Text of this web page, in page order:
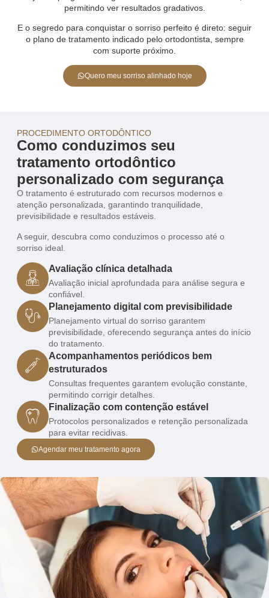
permitindo ver resultados gradativos.
E o segredo para conquistar o sorriso perfeito é direto: seguir
o plano de tratamento indicado pelo ortodontista, sempre
com suporte próximo.
Quero meu sorriso alinhado hoje
PROCEDIMENTO ORTODÔNTICO
Como conduzimos seu
tratamento ortodôntico
personalizado com segurança
O tratamento é estruturado com recursos modernos e
atenção personalizada, garantindo tranquilidade,
previsibilidade e resultados estáveis.
A seguir, descubra como conduzimos o processo até o
sorriso ideal.
Avaliação clínica detalhada
Avaliação inicial aprofundada para análise segura e
confiável.
Planejamento digital com previsibilidade
Planejamento virtual do sorriso garantem
previsibilidade, oferecendo segurança antes do início
do tratamento.
Acompanhamentos periódicos bem
estruturados
Consultas frequentes garantem evolução constante,
permitindo corrigir detalhes.
Finalização com contenção estável
Protocolos personalizados e retenção personalizada
para evitar recidivas.
Agendar meu tratamento agora